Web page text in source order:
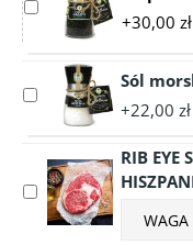
Select
accessory
czarny
ziarno
EKO
90g
+30,00 zł
Select
accessory
morska
gruba
Sól
+22,00 zł
Select
accessory
RIB EYE
Choose
accessory